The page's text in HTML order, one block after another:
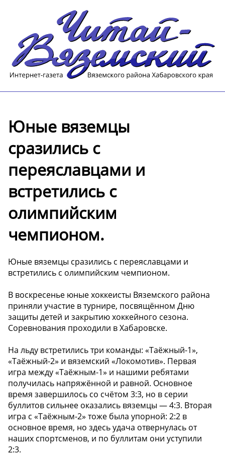
Юные вяземцы
сразились с
переяславцами и
встретились с
олимпийским
чемпионом.
Юные вяземцы сразились с переяславцами и
встретились с олимпийским чемпионом.
В воскресенье юные хоккеисты Вяземского района
приняли участие в турнире, посвящённом Дню
защиты детей и закрытию хоккейного сезона.
Соревнования проходили в Хабаровске.
На льду встретились три команды: «Таёжный-1»,
«Таёжный-2» и вяземский «Локомотив». Первая
игра между «Таёжным-1» и нашими ребятами
получилась напряжённой и равной. Основное
время завершилось со счётом 3:3, но в серии
буллитов сильнее оказались вяземцы — 4:3. Вторая
игра с «Таёжным-2» тоже была упорной: 2:2 в
основное время, но здесь удача отвернулась от
наших спортсменов, и по буллитам они уступили
2:3.